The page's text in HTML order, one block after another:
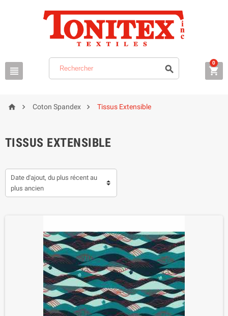
  
0
  Coton Spandex  Tissus Extensible
TISSUS EXTENSIBLE
Date d'ajout, du plus récent au
plus ancien